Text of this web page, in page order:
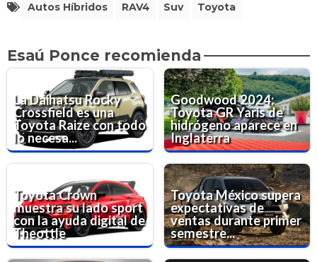
Autos Híbridos RAV4 Suv Toyota
Esaú Ponce recomienda
La Daihatsu Rocky
Crossfield es una
Toyota Raize con todo
lo necesa...
Goodwood 2024:
Toyota GR Yaris de
hidrógeno aparece en
Inglaterra
Toyota Crown
muestra su lado sport
con la ayuda digital de
Theottle
Toyota México supera
expectativas de
ventas durante primer
semestre...